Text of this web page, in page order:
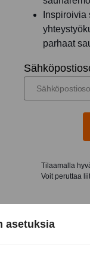
asetuksia
parhaat
Tilaamalla
Voit peruttaa